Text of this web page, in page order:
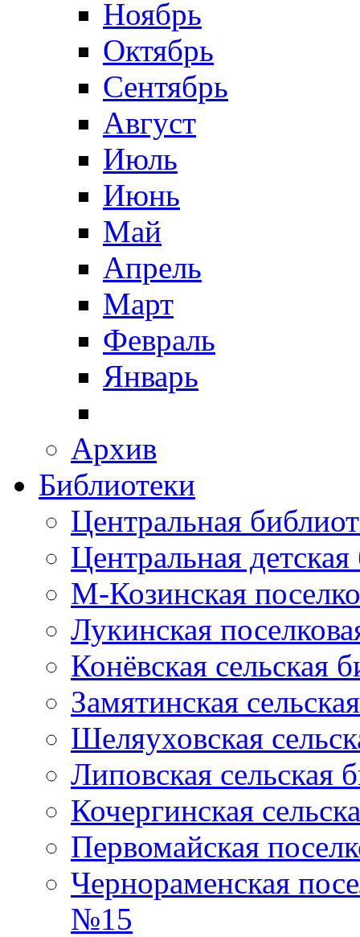
Ноябрь
Октябрь
Сентябрь
Август
Июль
Июнь
Май
Апрель
Март
Февраль
Январь
Архив
Библиотеки
Центральная
Центральная
М-Козинская
Лукинская
Конёвская сельская
Замятинская
Шеляуховская
Липовская сельская
Кочергинская
Первомайская
Чернораменская
№15